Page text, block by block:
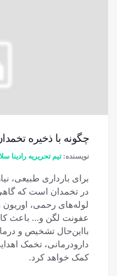
چگونه با ذخیره
نویسنده: تیم تحریریه رادینا
برای بارداری طبیعی،
در تخمدان است که
لوله‌های رحمی، اوریون
عفونت لگن و... باعث
بااین‌حال تشخیص و
دارودرمانی، تخمک
کمک خواهد کرد.